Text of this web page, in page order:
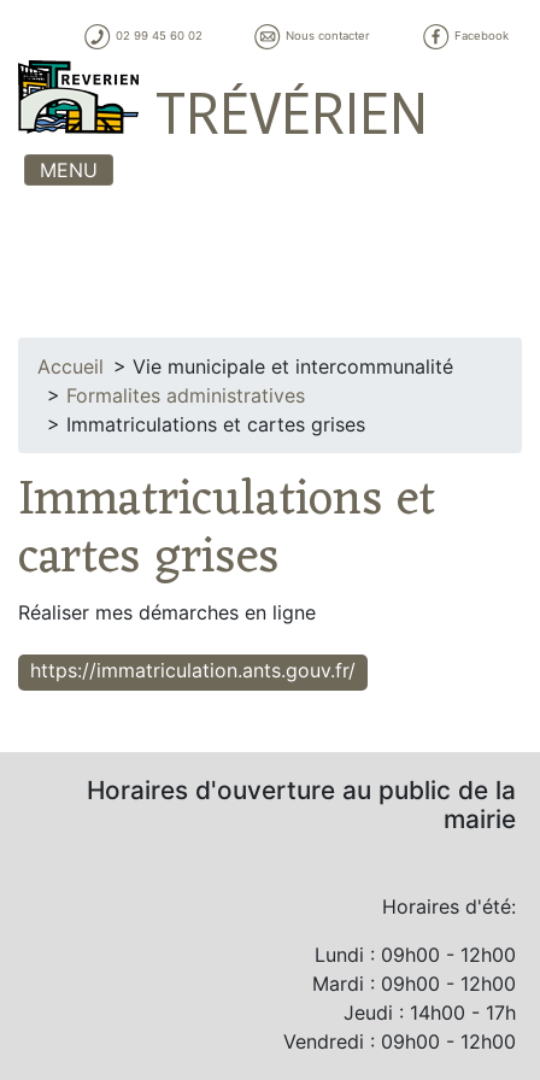
TRÉVÉRIEN
02 99 45 60 02 Nous contacter Facebook
MENU
Accueil
Vie municipale et intercommunalité
Formalites administratives
Immatriculations et cartes grises
Immatriculations et
cartes grises
Réaliser mes démarches en ligne
https://immatriculation.ants.gouv.fr/
Horaires d'ouverture au public de la
mairie
Horaires d'été:
Lundi : 09h00 - 12h00
Mardi : 09h00 - 12h00
Jeudi : 14h00 - 17h
Vendredi : 09h00 - 12h00